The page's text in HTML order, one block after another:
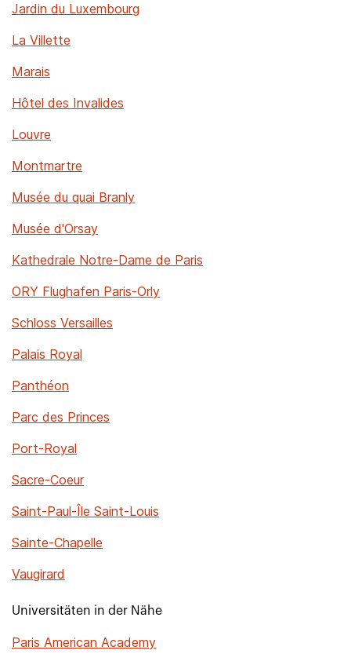
Jardin du Luxembourg
La Villette
Marais
Hôtel des Invalides
Louvre
Montmartre
Musée du quai Branly
Musée d'Orsay
Kathedrale Notre-Dame de Paris
ORY Flughafen Paris-Orly
Schloss Versailles
Palais Royal
Panthéon
Parc des Princes
Port-Royal
Sacre-Coeur
Saint-Paul-Île Saint-Louis
Sainte-Chapelle
Vaugirard
Universitäten in der Nähe
Paris American Academy